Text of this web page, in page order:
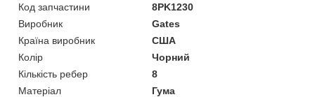
Код запчастини
8PK1230
Виробник
Gates
Країна виробник
США
Колір
Чорний
Кількість ребер
8
Матеріал
Гума